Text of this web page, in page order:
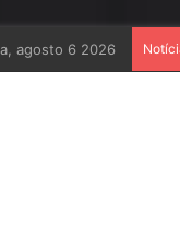
agosto 6 2026